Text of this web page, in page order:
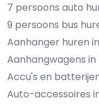
7 persoons auto
9 persoons bus
Aanhanger huren
Aanhangwagens
Accu's en
Auto-accessoires